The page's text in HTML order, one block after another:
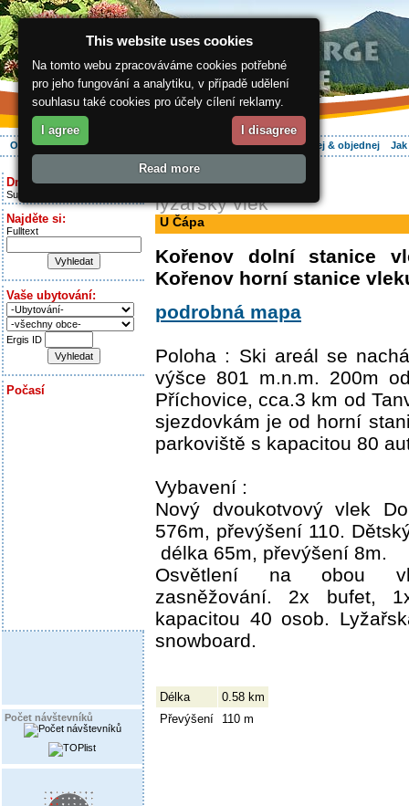
O regionu Aktivně Ubytování Hledej & objednej
Dnes je:
Sunday 9.08.2026
Najděte si:
Fulltext
Vaše ubytování:
Ergis ID
Počasí
Počet návštevníků
ergis.cz
lyžařský vlek
U Čápa
Kořenov dolní stanice
Kořenov horní stanice
podrobná mapa
Poloha : Ski areál se
výšce 801 m.n.m. 200m
Příchovice, cca.3 km od
sjezdovkám je od horní
parkoviště s kapacitou 80
Vybavení :
Nový dvoukotvový vlek
576m, převýšení 110.
­ délka 65m, převýšení 8m.
Osvětlení na obou
zasněžování. 2x bufet,
kapacitou 40 osob.
snowboard.
Délka
0.58 km
Převýšení
110 m
This website uses cookies
Na tomto webu zpracováváme cookies potřebné
pro jeho fungování a analytiku, v případě udělení
souhlasu také cookies pro účely cílení reklamy.
I agree I disagree
Read more